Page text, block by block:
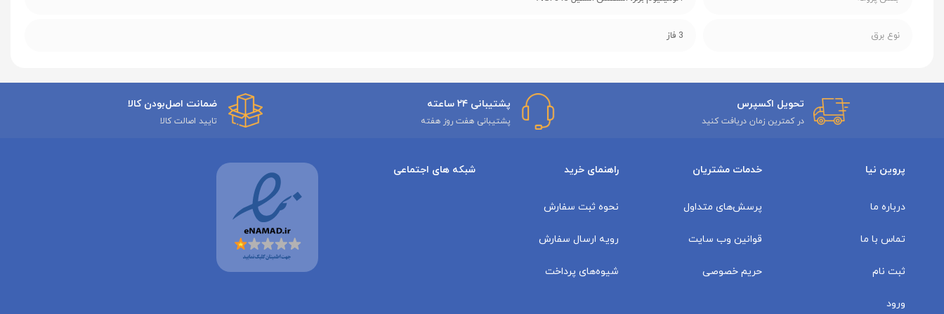
نوع برق 3 فاز
تحویل اکسپرس
در کمترین زمان دریافت کنید
پشتیبانی ۲۴ ساعته
پشتیبانی هفت روز هفته
ضمانت اصل‌بودن کالا
تایید اصالت کالا
پروین نیا
درباره ما
تماس با ما
ثبت نام
ورود
خدمات مشتریان
پرسش‌های متداول
قوانین وب سایت
حریم خصوصی
راهنمای خرید
نحوه ثبت سفارش
رویه ارسال سفارش
شیوه‌های پرداخت
شبکه های اجتماعی